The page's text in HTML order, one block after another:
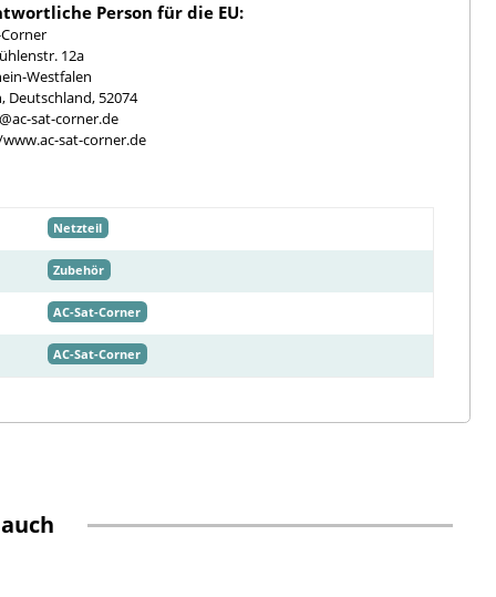
Person für die EU:
12a
Westfalen
Deutschland, 52074
sat-corner.de
sat-corner.de
Netzteil
Zubehör
AC-Sat-Corner
AC-Sat-Corner